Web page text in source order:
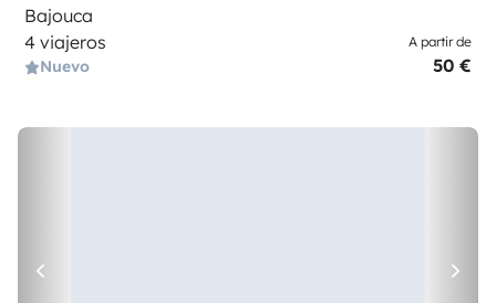
Bajouca
4 viajeros
Nuevo
A partir de
50 €